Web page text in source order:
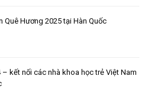
Quê Hương 2025 tại Hàn Quốc
– kết nối các nhà khoa học trẻ Việt Nam